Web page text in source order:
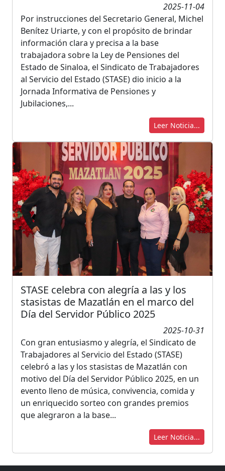
2025-11-04
Por instrucciones del Secretario General, Michel
Benítez Uriarte, y con el propósito de brindar
información clara y precisa a la base
trabajadora sobre la Ley de Pensiones del
Estado de Sinaloa, el Sindicato de Trabajadores
al Servicio del Estado (STASE) dio inicio a la
Jornada Informativa de Pensiones y
Jubilaciones,...
Leer Noticia...
STASE celebra con alegría a las y los
stasistas de Mazatlán en el marco del
Día del Servidor Público 2025
2025-10-31
Con gran entusiasmo y alegría, el Sindicato de
Trabajadores al Servicio del Estado (STASE)
celebró a las y los stasistas de Mazatlán con
motivo del Día del Servidor Público 2025, en un
evento lleno de música, convivencia, comida y
un enriquecido sorteo con grandes premios
que alegraron a la base...
Leer Noticia...